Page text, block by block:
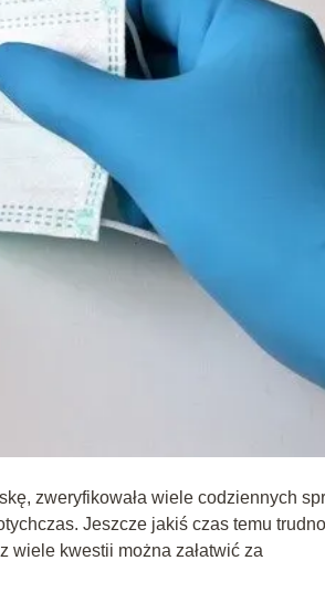
zweryfikowała wiele codziennych
Jeszcze jakiś czas temu trudno
wiele kwestii można załatwić za